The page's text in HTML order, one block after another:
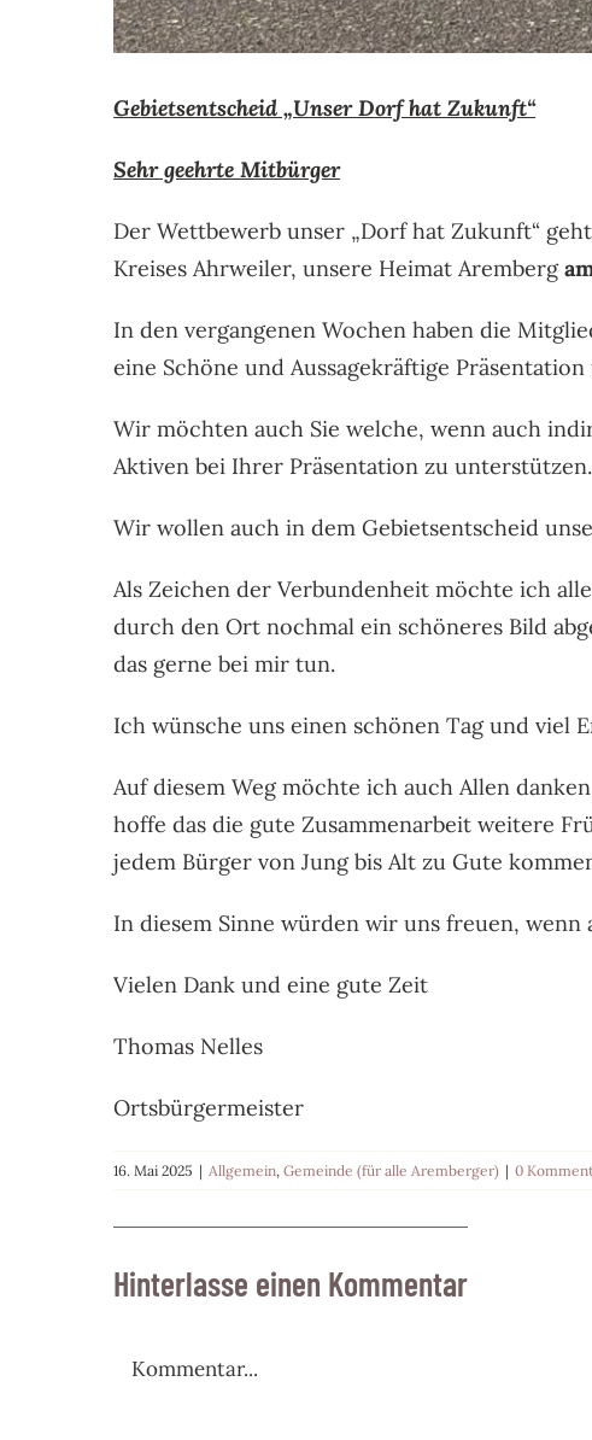
Gebietsentscheid „Unser Dorf hat Zukunft“
Sehr geehrte Mitbürger
Der Wettbewerb unser „Dorf hat Zukunft“
Kreises Ahrweiler, unsere Heimat Aremberg
In den vergangenen Wochen haben die
eine Schöne und Aussagekräftige
Wir möchten auch Sie welche, wenn auch
Aktiven bei Ihrer Präsentation zu unterstützen.
Wir wollen auch in dem Gebietsentscheid
Als Zeichen der Verbundenheit möchte ich
durch den Ort nochmal ein schöneres Bild
das gerne bei mir tun.
Ich wünsche uns einen schönen Tag und viel
Auf diesem Weg möchte ich auch Allen
hoffe das die gute Zusammenarbeit weitere
jedem Bürger von Jung bis Alt zu Gute
In diesem Sinne würden wir uns freuen,
Vielen Dank und eine gute Zeit
Thomas Nelles
Ortsbürgermeister
16. Mai 2025 | Allgemein,Gemeinde (für alle Aremberger) | 0
Hinterlasse einen Kommentar
Kommentar